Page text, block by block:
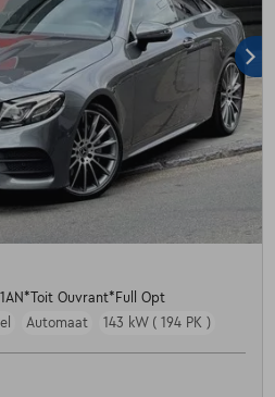
Ouvrant*Full Opt
Automaat 143 kW ( 194 PK )